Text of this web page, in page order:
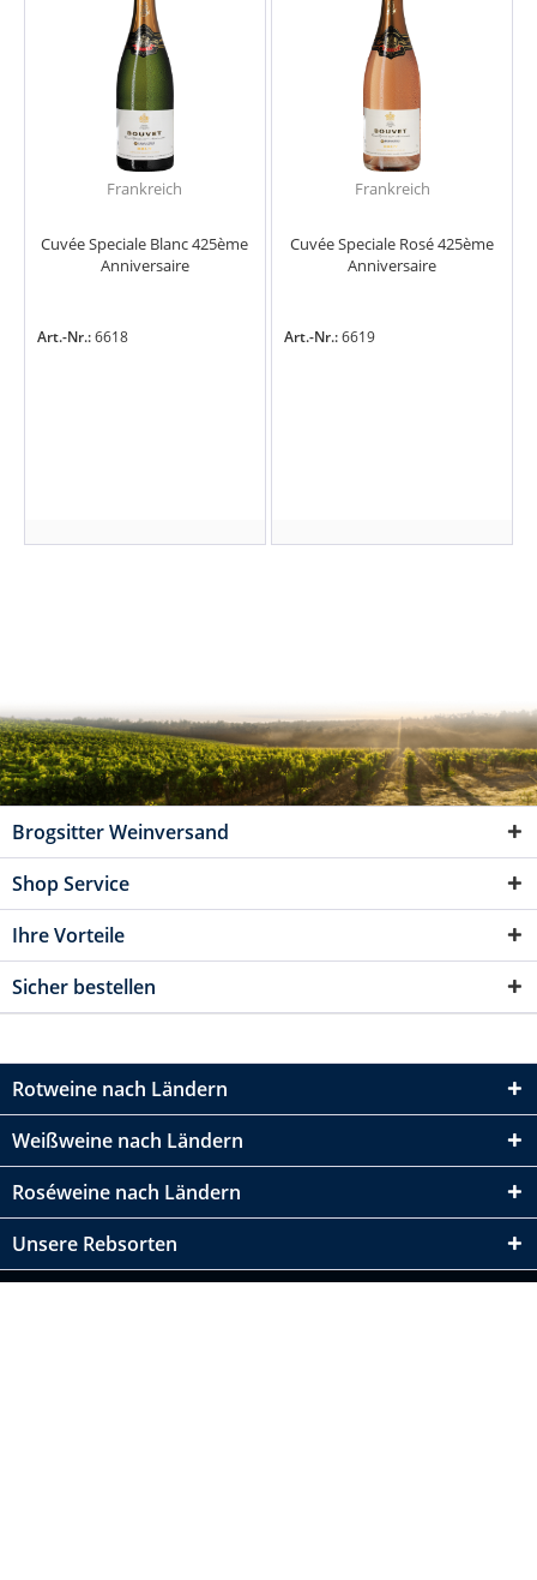
Frankreich
Cuvée Speciale Blanc 425ème
Anniversaire
Art.-Nr.:6618
Frankreich
Cuvée Speciale Rosé 425ème
Anniversaire
Art.-Nr.:6619
Brogsitter Weinversand
Shop Service
Ihre Vorteile
Sicher bestellen
Rotweine nach Ländern
Weißweine nach Ländern
Roséweine nach Ländern
Unsere Rebsorten